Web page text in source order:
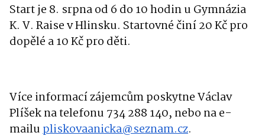
Start je 8. srpna od 6 do 10 hodin u Gymnázia
K. V. Raise v Hlinsku. Startovné činí 20 Kč pro
dopělé a 10 Kč pro děti.
Více informací zájemcům poskytne Václav
Plíšek na telefonu 734 288 140, nebo na e-
mailupliskovaanicka@seznam.cz.